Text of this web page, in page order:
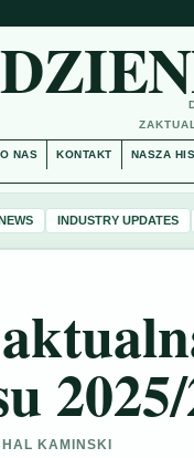
O NAS KONTAKT NASZA
INDUSTRY UPDATES
KAMINSKI